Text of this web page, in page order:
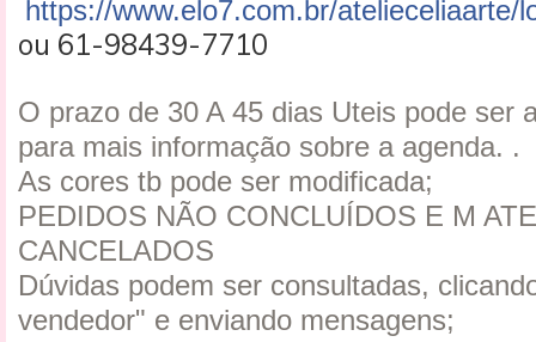
https://www.elo7.com.br/atelieceliaarte/
ou 61-98439-7710
O prazo de 30 A 45 dias Uteis pode ser
para mais informação sobre a agenda. .
As cores tb pode ser modificada;
PEDIDOS NÃO CONCLUÍDOS E M
CANCELADOS
Dúvidas podem ser consultadas,
vendedor" e enviando mensagens;